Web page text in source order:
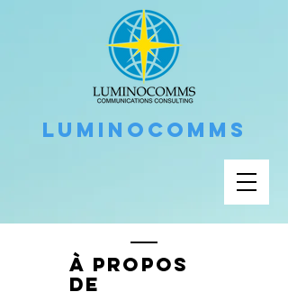
LUMINOCOMMS
À propos
de